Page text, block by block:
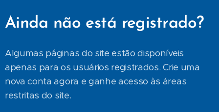
Ainda não está registrado?
Algumas páginas do site estão disponíveis
apenas para os usuários registrados. Crie uma
nova conta agora e ganhe acesso às áreas
restritas do site.